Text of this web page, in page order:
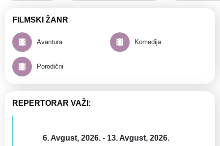
FILMSKI ŽANR
Avantura Komedija
Porodični
REPERTORAR VAŽI:
6. Avgust, 2026. - 13. Avgust, 2026.